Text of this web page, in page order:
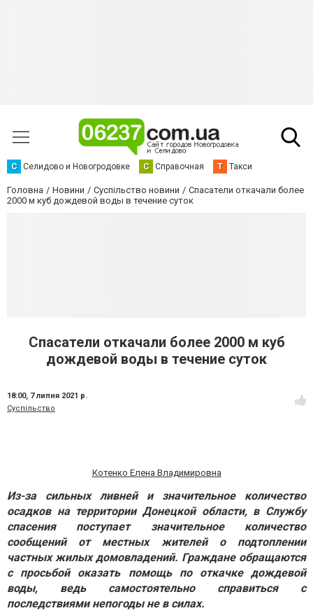
С Селидово и Новогродовке С Справочная Т Такси
Головна Новини Суспільство новини
Спасатели откачали более
2000 м куб дождевой воды в течение суток
Спасатели откачали более 2000 м куб
дождевой воды в течение суток
18:00, 7 липня 2021 р.
Суспільство
Котенко Елена Владимировна
Из-за сильных ливней и значительное количество
осадков на территории Донецкой области, в Службу
спасения поступает значительное количество
сообщений от местных жителей о подтоплении
частных жилых домовладений. Граждане обращаются
с просьбой оказать помощь по откачке дождевой
воды, ведь самостоятельно справиться с
последствиями непогоды не в силах.